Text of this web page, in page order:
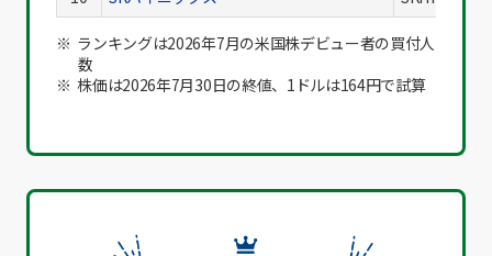
ランキングは2026年7月の米国株デビュー者の買付人
数
株価は2026年7月30日の終値、1ドルは164円で試算